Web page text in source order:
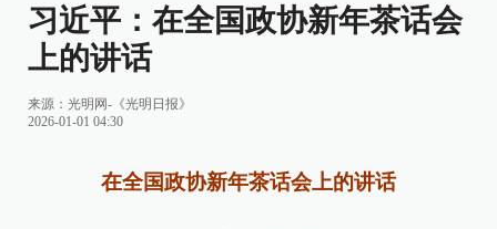
习近平：在全国政协新年茶话会
上的讲话
来源： 光明网-《光明日报》
2026-01-01 04:30
在全国政协新年茶话会上的讲话